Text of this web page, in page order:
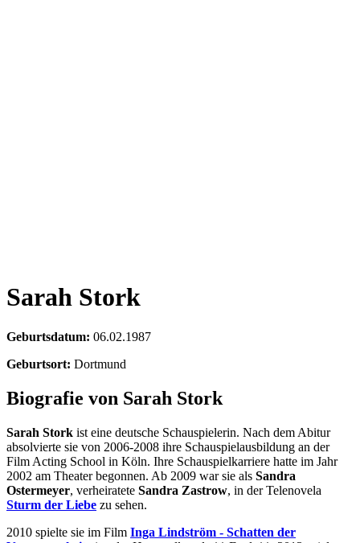
Sarah Stork
Geburtsdatum: 06.02.1987
Geburtsort: Dortmund
Biografie von Sarah Stork
Sarah Stork ist eine deutsche Schauspielerin. Nach dem Abitur
absolvierte sie von 2006-2008 ihre Schauspielausbildung an der
Film Acting School in Köln. Ihre Schauspielkarriere hatte im Jahr
2002 am Theater begonnen. Ab 2009 war sie als Sandra
Ostermeyer, verheiratete Sandra Zastrow, in der Telenovela
Sturm der Liebe zu sehen.
2010 spielte sie im Film Inga Lindström - Schatten der